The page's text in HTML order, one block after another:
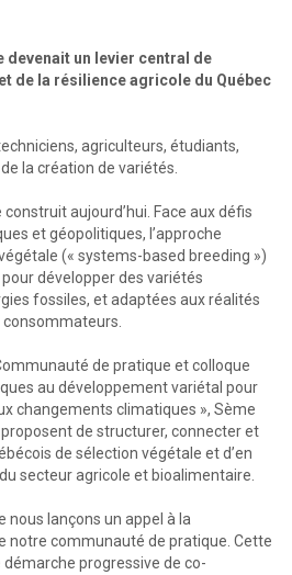
devenait un levier central de
de la résilience agricole du Québec
agriculteurs, étudiants,
la création de variétés.
construit aujourd’hui. Face aux défis
et géopolitiques, l’approche
(« systems-based breeding »)
développer des variétés
fossiles, et adaptées aux réalités
consommateurs.
de pratique et colloque
au développement variétal pour
changements climatiques », Sème
proposent de structurer, connecter et
de sélection végétale et d’en
secteur agricole et bioalimentaire.
nous lançons un appel à la
notre communauté de pratique. Cette
démarche progressive de co-